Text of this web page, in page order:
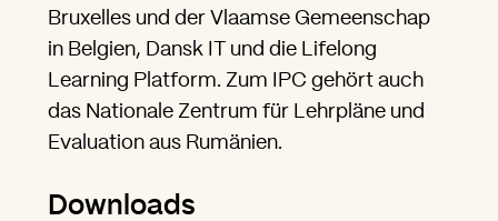
Bruxelles und der Vlaamse Gemeenschap
in Belgien, Dansk IT und die Lifelong
Learning Platform. Zum IPC gehört auch
das Nationale Zentrum für Lehrpläne und
Evaluation aus Rumänien.
Downloads